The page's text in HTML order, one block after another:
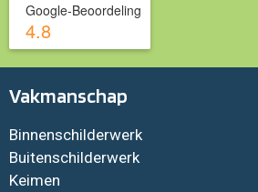
Google-Beoordeling
4.8
Vakmanschap
Binnenschilderwerk
Buitenschilderwerk
Keimen